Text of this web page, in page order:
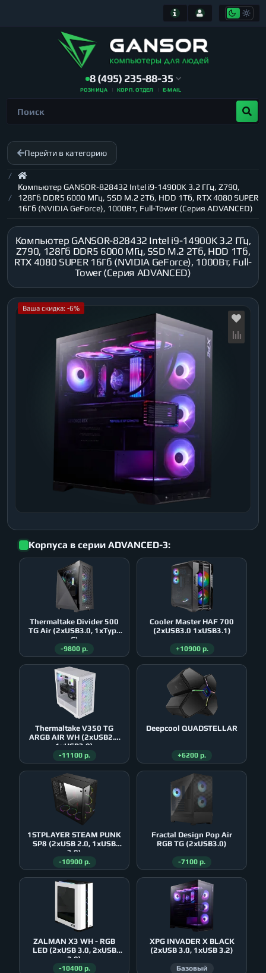
8 (495) 235-88-35
РОЗНИЦА КОРП. ОТДЕЛ E-MAIL
Перейти в категорию
Компьютер GANSOR-828432 Intel i9-14900K 3.2 ГГц, Z790,
128Гб DDR5 6000 МГц, SSD M.2 2Тб, HDD 1Тб, RTX 4080 SUPER
16Гб (NVIDIA GeForce), 1000Вт, Full-Tower (Серия ADVANCED)
Компьютер GANSOR-828432 Intel i9-14900K 3.2 ГГц,
Z790, 128Гб DDR5 6000 МГц, SSD M.2 2Тб, HDD 1Тб,
RTX 4080 SUPER 16Гб (NVIDIA GeForce), 1000Вт, Full-
Tower (Серия ADVANCED)
Ваша скидка: -6%
Корпуса в серии ADVANCED-3:
Thermaltake Divider 500
TG Air (2xUSB3.0, 1xType
C)
-9800 р.
Cooler Master HAF 700
(2xUSB3.0 1xUSB3.1)
+10900 р.
Thermaltake V350 TG
ARGB AIR WH (2xUSB2.0
1xUSB3.0)
-11100 р.
Deepcool QUADSTELLAR
+6200 р.
1STPLAYER STEAM PUNK
SP8 (2xUSB 2.0, 1xUSB
3.0)
-10900 р.
Fractal Design Pop Air
RGB TG (2xUSB3.0)
-7100 р.
ZALMAN X3 WH - RGB
LED (2xUSB 3.0, 2xUSB
2.0)
-10400 р.
XPG INVADER X BLACK
(2xUSB 3.0, 1xUSB 3.2)
Базовый